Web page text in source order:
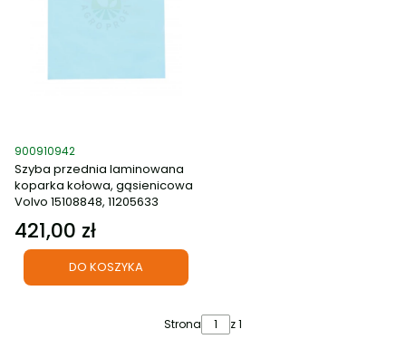
Kod produktu
900910942
Szyba przednia laminowana
koparka kołowa, gąsienicowa
Volvo 15108848, 11205633
Cena
421,00 zł
DO KOSZYKA
Strona z 1